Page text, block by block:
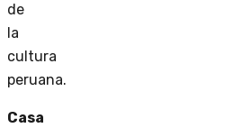
de
la
cultura
peruana.
Casa